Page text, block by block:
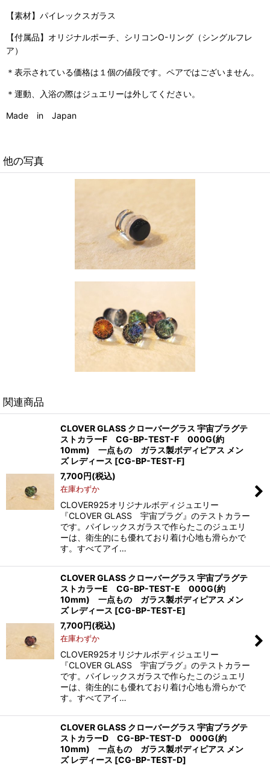
【素材】パイレックスガラス
【付属品】オリジナルポーチ、シリコンO-リング（シングルフレ
ア）
＊表示されている価格は１個の値段です。ペアではございません。
＊運動、入浴の際はジュエリーは外してください。
Made in Japan
他の写真
関連商品
CLOVER GLASS クローバーグラス 宇宙プラグテ
ストカラーF CG-BP-TEST-F 000G(約
10mm) 一点もの ガラス製ボディピアス メン
ズ レディース [CG-BP-TEST-F]
7,700円(税込)
在庫わずか
CLOVER925オリジナルボディジュエリー
『CLOVER GLASS 宇宙プラグ』のテストカラー
です。パイレックスガラスで作らたこのジュエリ
ーは、衛生的にも優れており着け心地も滑らかで
す。すべてアイ…
CLOVER GLASS クローバーグラス 宇宙プラグテ
ストカラーE CG-BP-TEST-E 000G(約
10mm) 一点もの ガラス製ボディピアス メン
ズ レディース [CG-BP-TEST-E]
7,700円(税込)
在庫わずか
CLOVER925オリジナルボディジュエリー
『CLOVER GLASS 宇宙プラグ』のテストカラー
です。パイレックスガラスで作らたこのジュエリ
ーは、衛生的にも優れており着け心地も滑らかで
す。すべてアイ…
CLOVER GLASS クローバーグラス 宇宙プラグテ
ストカラーD CG-BP-TEST-D 000G(約
10mm) 一点もの ガラス製ボディピアス メン
ズ レディース [CG-BP-TEST-D]